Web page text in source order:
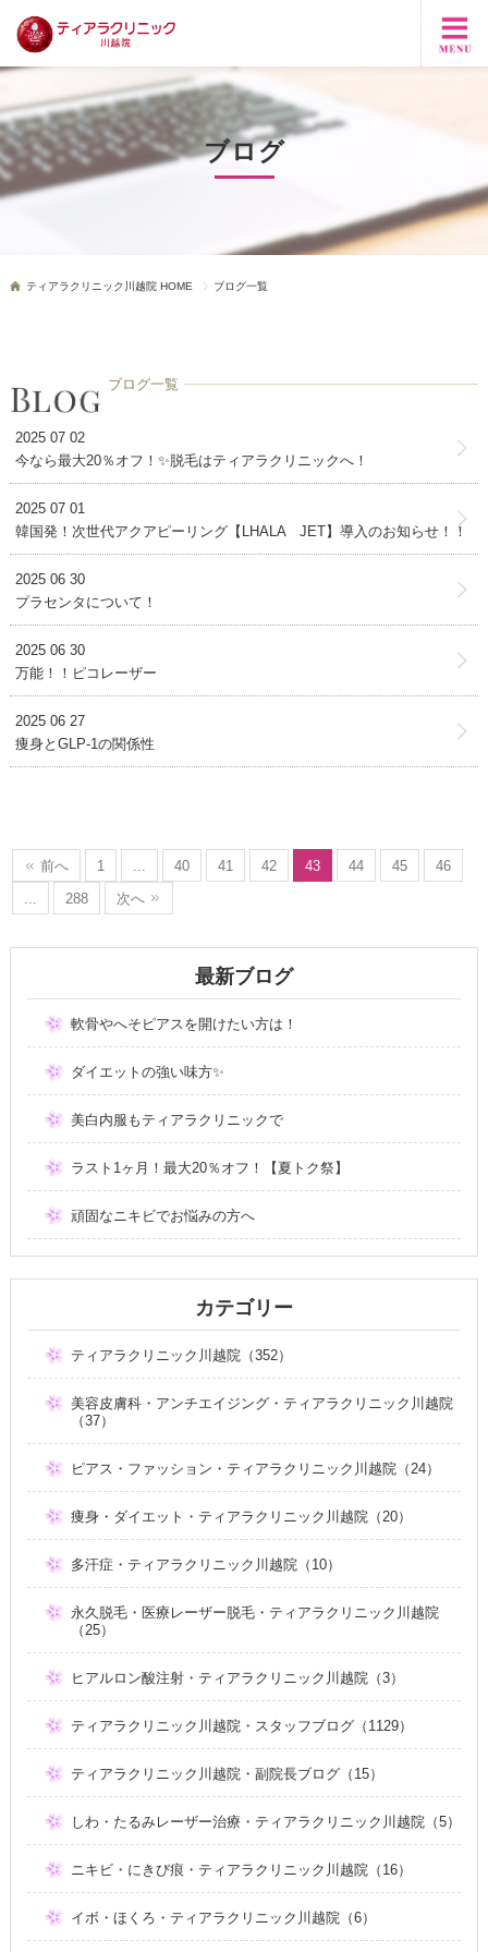
ブログ
ティアラクリニック川越院 HOME ブログ一覧
ブログ一覧
2025 07 02
今なら最大20％オフ！✨脱毛はティアラクリニックへ！
2025 07 01
韓国発！次世代アクアピーリング【LHALA JET】導入のお知らせ！！
2025 06 30
プラセンタについて！
2025 06 30
万能！！ピコレーザー
2025 06 27
痩身とGLP-1の関係性
前へ 1 40 41 42 43 44 45
46
288 次へ
最新ブログ
軟骨やへそピアスを開けたい方は！
ダイエットの強い味方✨
美白内服もティアラクリニックで
ラスト1ヶ月！最大20％オフ！【夏トク祭】
頑固なニキビでお悩みの方へ
カテゴリー
ティアラクリニック川越院（352）
美容皮膚科・アンチエイジング・ティアラクリニック川越院
（37）
ピアス・ファッション・ティアラクリニック川越院（24）
痩身・ダイエット・ティアラクリニック川越院（20）
多汗症・ティアラクリニック川越院（10）
永久脱毛・医療レーザー脱毛・ティアラクリニック川越院
（25）
ヒアルロン酸注射・ティアラクリニック川越院（3）
ティアラクリニック川越院・スタッフブログ（1129）
ティアラクリニック川越院・副院長ブログ（15）
しわ・たるみレーザー治療・ティアラクリニック川越院（5）
ニキビ・にきび痕・ティアラクリニック川越院（16）
イボ・ほくろ・ティアラクリニック川越院（6）